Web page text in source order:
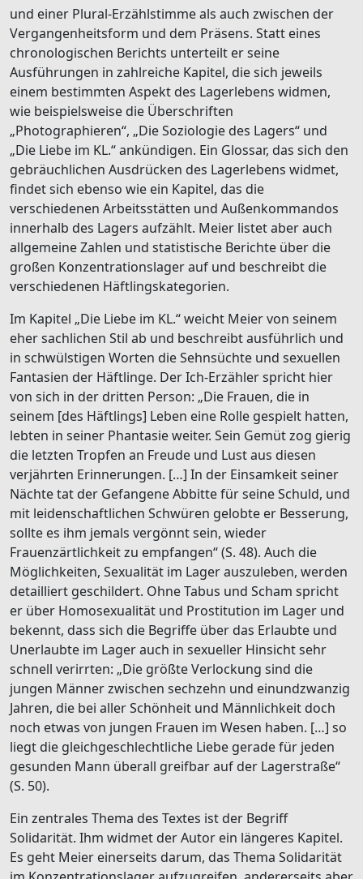
und einer Plural-Erzählstimme als auch zwischen der
Vergangenheitsform und dem Präsens. Statt eines
chronologischen Berichts unterteilt er seine
Ausführungen in zahlreiche Kapitel, die sich jeweils
einem bestimmten Aspekt des Lagerlebens widmen,
wie beispielsweise die Überschriften
„Photographieren“, „Die Soziologie des Lagers“ und
„Die Liebe im KL.“ ankündigen. Ein Glossar, das sich den
gebräuchlichen Ausdrücken des Lagerlebens widmet,
findet sich ebenso wie ein Kapitel, das die
verschiedenen Arbeitsstätten und Außenkommandos
innerhalb des Lagers aufzählt. Meier listet aber auch
allgemeine Zahlen und statistische Berichte über die
großen Konzentrationslager auf und beschreibt die
verschiedenen Häftlingskategorien.
Im Kapitel „Die Liebe im KL.“ weicht Meier von seinem
eher sachlichen Stil ab und beschreibt ausführlich und
in schwülstigen Worten die Sehnsüchte und sexuellen
Fantasien der Häftlinge. Der Ich-Erzähler spricht hier
von sich in der dritten Person: „Die Frauen, die in
seinem [des Häftlings] Leben eine Rolle gespielt hatten,
lebten in seiner Phantasie weiter. Sein Gemüt zog gierig
die letzten Tropfen an Freude und Lust aus diesen
verjährten Erinnerungen. […] In der Einsamkeit seiner
Nächte tat der Gefangene Abbitte für seine Schuld, und
mit leidenschaftlichen Schwüren gelobte er Besserung,
sollte es ihm jemals vergönnt sein, wieder
Frauenzärtlichkeit zu empfangen“ (S. 48). Auch die
Möglichkeiten, Sexualität im Lager auszuleben, werden
detailliert geschildert. Ohne Tabus und Scham spricht
er über Homosexualität und Prostitution im Lager und
bekennt, dass sich die Begriffe über das Erlaubte und
Unerlaubte im Lager auch in sexueller Hinsicht sehr
schnell verirrten: „Die größte Verlockung sind die
jungen Männer zwischen sechzehn und einundzwanzig
Jahren, die bei aller Schönheit und Männlichkeit doch
noch etwas von jungen Frauen im Wesen haben. […] so
liegt die gleichgeschlechtliche Liebe gerade für jeden
gesunden Mann überall greifbar auf der Lagerstraße“
(S. 50).
Ein zentrales Thema des Textes ist der Begriff
Solidarität. Ihm widmet der Autor ein längeres Kapitel.
Es geht Meier einerseits darum, das Thema Solidarität